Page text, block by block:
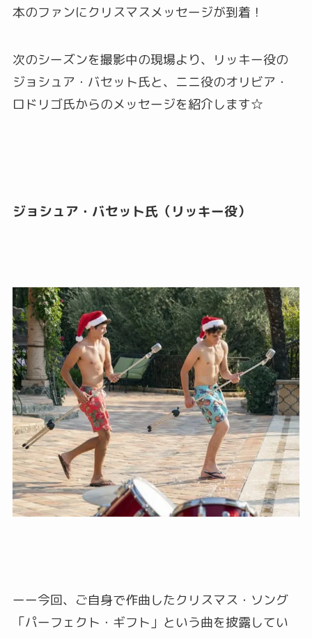
本のファンにクリスマスメッセージが到着！
次のシーズンを撮影中の現場より、リッキー役の
ジョシュア・バセット氏と、ニニ役のオリビア・
ロドリゴ氏からのメッセージを紹介します☆
ジョシュア・バセット氏（リッキー役）
ーー今回、ご自身で作曲したクリスマス・ソング
「パーフェクト・ギフト」という曲を披露してい